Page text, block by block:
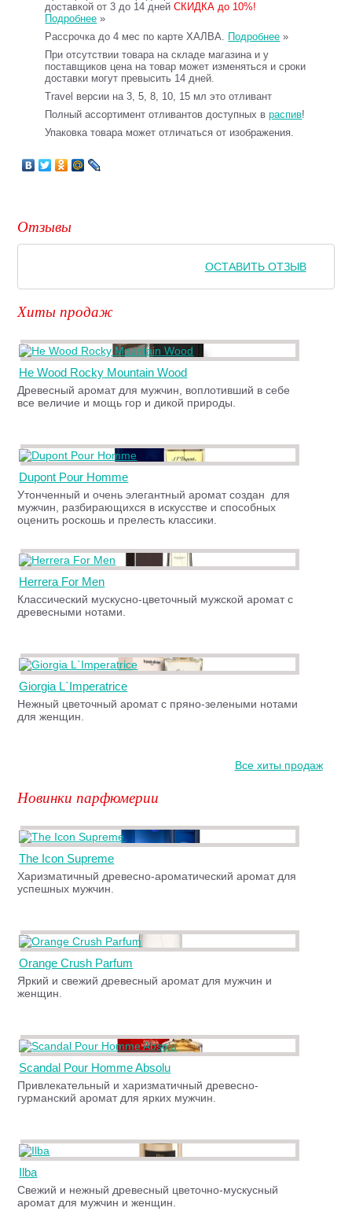
доставкой от 3 до 14 днейСКИДКА до 10%!
Подробнее »
Рассрочка до 4 мес по карте ХАЛВА. Подробнее »
При отсутствии товара на складе магазина и у
поставщиков цена на товар может изменяться и сроки
доставки могут превысить 14 дней.
Travel версии на 3, 5, 8, 10, 15 мл это отливант
Полный ассортимент отливантов доступных враспив!
Упаковка товара может отличаться от изображения.
Отзывы
ОСТАВИТЬ ОТЗЫВ
Хиты продаж
He Wood Rocky Mountain Wood
Древесный аромат для мужчин, воплотивший в себе
все величие и мощь гор и дикой природы.
Dupont Pour Homme
Утонченный и очень элегантный аромат создан для
мужчин, разбирающихся в искусстве и способных
оценить роскошь и прелесть классики.
Herrera For Men
Классический мускусно-цветочный мужской аромат с
древесными нотами.
Giorgia L`Imperatrice
Нежный цветочный аромат с пряно-зелеными нотами
для женщин.
Все хиты продаж
Новинки парфюмерии
The Icon Supreme
Харизматичный древесно-ароматический аромат для
успешных мужчин.
Orange Crush Parfum
Яркий и свежий древесный аромат для мужчин и
женщин.
Scandal Pour Homme Absolu
Привлекательный и харизматичный древесно-
гурманский аромат для ярких мужчин.
Ilba
Свежий и нежный древесный цветочно-мускусный
аромат для мужчин и женщин.